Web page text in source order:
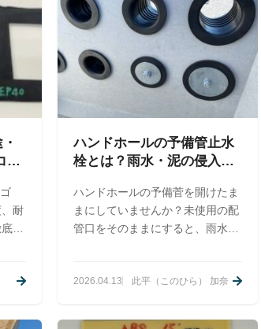
ン
耐
解
れ
。
ハンドホールの予備管止水
栓とは？雨水・泥の侵入を
く解説
ハンドホールの予備菅を開けたま
まにしていませんか？未使用の配
管口をそのままにすると、雨水や
ります。本記事では、予備菅止水
ントをやさしく解説します。施工
2026.04.13 此平（このひら） 加奈